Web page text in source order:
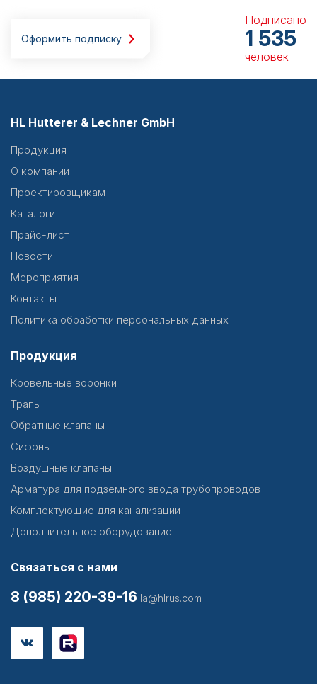
Оформить подписку
Подписано
1 535
человек
HL Hutterer & Lechner GmbH
Продукция
О компании
Проектировщикам
Каталоги
Прайс-лист
Новости
Мероприятия
Контакты
Политика обработки персональных данных
Продукция
Кровельные воронки
Трапы
Обратные клапаны
Сифоны
Воздушные клапаны
Арматура для подземного ввода трубопроводов
Комплектующие для канализации
Дополнительное оборудование
Связаться с нами
8 (985) 220-39-16 la@hlrus.com